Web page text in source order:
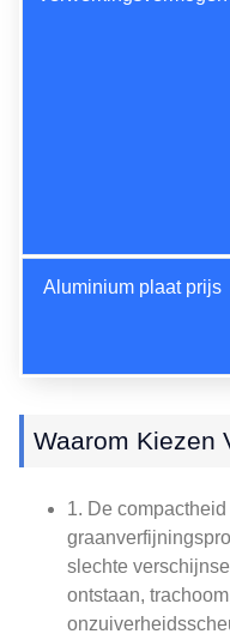
Aluminium plaat prijs
Waarom Kiezen
1. De
slechte
ontstaan,